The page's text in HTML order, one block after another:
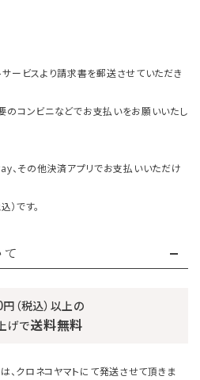
ービスより請求書を郵送させていただき
のコンビニなどでお支払いをお願いいたし
、その他決済アプリでお支払いいただけ
です。
円（税込）以上の
げで送料無料
クロネコヤマトにて発送させて頂きま